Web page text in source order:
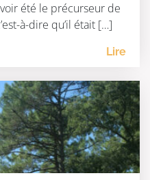
été le précurseur de
à-dire qu’il était […]
Lire